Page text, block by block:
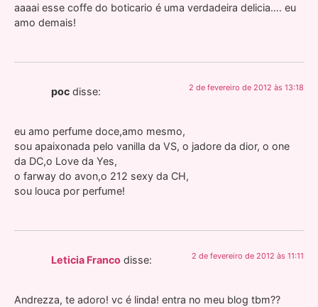
aaaai esse coffe do boticario é uma verdadeira delicia…. eu
amo demais!
poc disse: 2 de fevereiro de 2012 às 13:18
eu amo perfume doce,amo mesmo,
sou apaixonada pelo vanilla da VS, o jadore da dior, o one
da DC,o Love da Yes,
o farway do avon,o 212 sexy da CH,
sou louca por perfume!
Leticia Franco disse: 2 de fevereiro de 2012 às 11:11
Andrezza, te adoro! vc é linda! entra no meu blog tbm??